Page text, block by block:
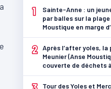
1
Sainte-Anne : un
par balles sur la plage
Moustique en marge
2 Après l’after yoles, la
Meunier (Anse
couverte de déchets
Tour des Yoles et